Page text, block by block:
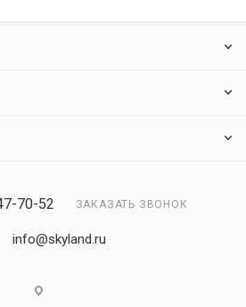
70-52 ЗАКАЗАТЬ ЗВОНОК
info@skyland.ru